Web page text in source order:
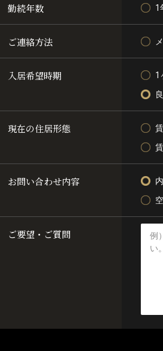
勤続年数 1
ご連絡方法
入居希望時期 1
現在の住居形態
お問い合わせ内容
ご要望・ご質問